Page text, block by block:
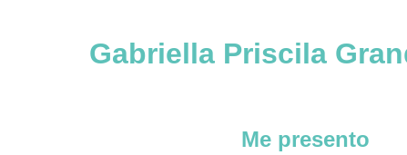
Gabriella Priscila
Me presento